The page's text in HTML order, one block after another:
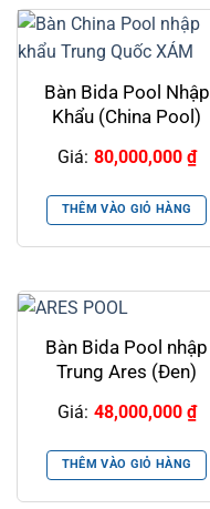
Bàn Bida Pool Nhập
Khẩu (China Pool)
Giá: 80,000,000 ₫
THÊM VÀO GIỎ HÀNG
Bàn Bida Pool nhập
Trung Ares (Đen)
Giá: 48,000,000 ₫
THÊM VÀO GIỎ HÀNG